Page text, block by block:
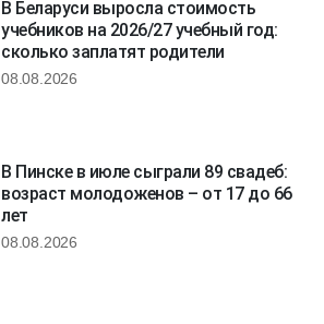
В Беларуси выросла стоимость
учебников на 2026/27 учебный год:
сколько заплатят родители
08.08.2026
В Пинске в июле сыграли 89 свадеб:
возраст молодоженов – от 17 до 66
лет
08.08.2026